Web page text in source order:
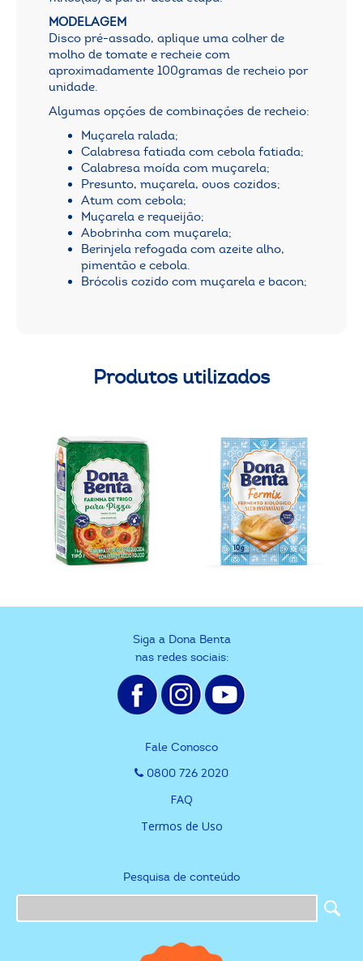
MODELAGEM
Disco pré-assado, aplique uma colher de
molho de tomate e recheie com
aproximadamente 100gramas de recheio por
unidade.
Algumas opções de combinações de recheio:
Muçarela ralada;
Calabresa fatiada com cebola fatiada;
Calabresa moída com muçarela;
Presunto, muçarela, ovos cozidos;
Atum com cebola;
Muçarela e requeijão;
Abobrinha com muçarela;
Berinjela refogada com azeite alho,
pimentão e cebola.
Brócolis cozido com muçarela e bacon;
Produtos utilizados
Siga a Dona Benta
nas redes sociais:
Fale Conosco
0800 726 2020
FAQ
Termos de Uso
Pesquisa de conteúdo